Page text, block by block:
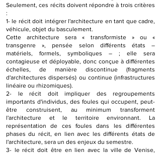
Seulement, ces récits doivent répondre à trois critères
:
1- le récit doit intégrer l'architecture en tant que cadre,
véhicule, objet du basculement.
Cette architecture sera « transformiste » ou «
transgenre », pensée selon différents états –
matériels, formels, symboliques – ; elle sera
contagieuse et déployable, donc conçue à différentes
échelles, de manière discontinue (fragments
d'architectures dispersés) ou continue (infrastructures
linéaire ou rhizomiques).
2- le récit doit impliquer des regroupements
importants d'individus, des foules qui occupent, peut-
être construisent, au minimum transforment
l'architecture et le territoire environnant. La
représentation de ces foules dans les différentes
phases du récit, en lien avec les différents états de
l'architecture, sera un des enjeux du semestre.
3- le récit doit être en lien avec la ville de Venise,